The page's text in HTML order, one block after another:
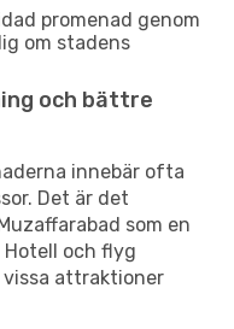
promenad genom
om stadens
och bättre
innebär ofta
Det är det
som en
och flyg
attraktioner